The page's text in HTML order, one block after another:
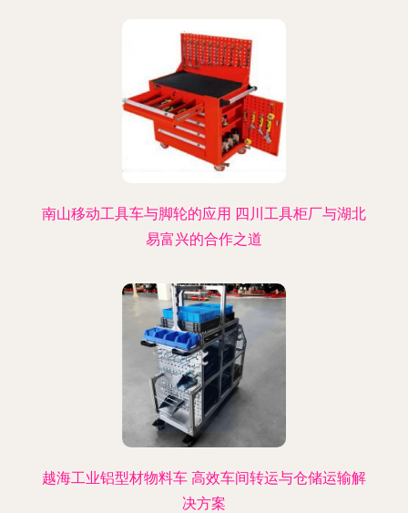
南山移动工具车与脚轮的应用 四川工具柜厂与湖北
易富兴的合作之道
越海工业铝型材物料车 高效车间转运与仓储运输解
决方案